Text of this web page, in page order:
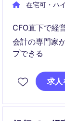
在宅可・ハ
CFO直下で経
会計の専門家
プできる
求人